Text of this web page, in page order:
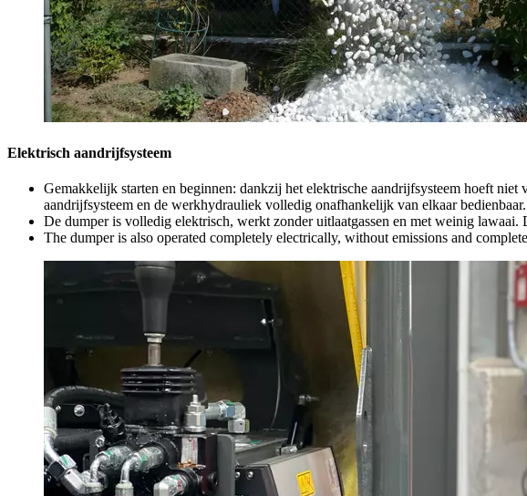
Elektrisch aandrijfsysteem
Gemakkelijk starten en beginnen: dankzij het elektrische aandrijfsysteem hoeft
aandrijfsysteem en de werkhydrauliek volledig onafhankelijk van elkaar bedienbaar.
De dumper is volledig elektrisch, werkt zonder uitlaatgassen en met weinig
The dumper is also operated completely electrically, without emissions and